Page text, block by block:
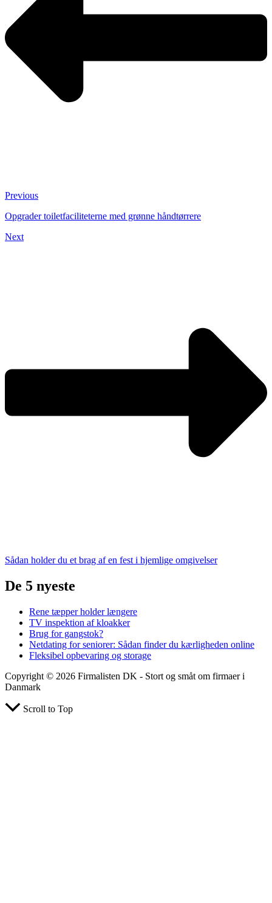
Previous
Opgrader toiletfaciliteterne med grønne håndtørrere
Next
Sådan holder du et brag af en fest i hjemlige omgivelser
De 5 nyeste
Rene tæpper holder længere
TV inspektion af kloakker
Brug for gangstok?
Netdating for seniorer: Sådan finder du kærligheden online
Fleksibel opbevaring og storage
Copyright © 2026 Firmalisten DK - Stort og småt om firmaer i
Danmark
Scroll to Top